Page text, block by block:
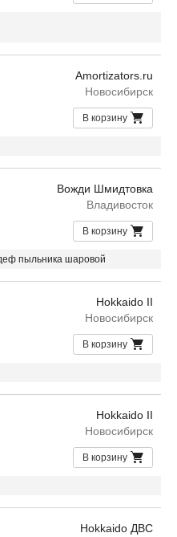
Amortizators.ru
Новосибирск
В корзину
Вожди Шмидтовка
Владивосток
В корзину
пыльника шаровой
Hokkaido II
Новосибирск
В корзину
Hokkaido II
Новосибирск
В корзину
Hokkaido ДВС